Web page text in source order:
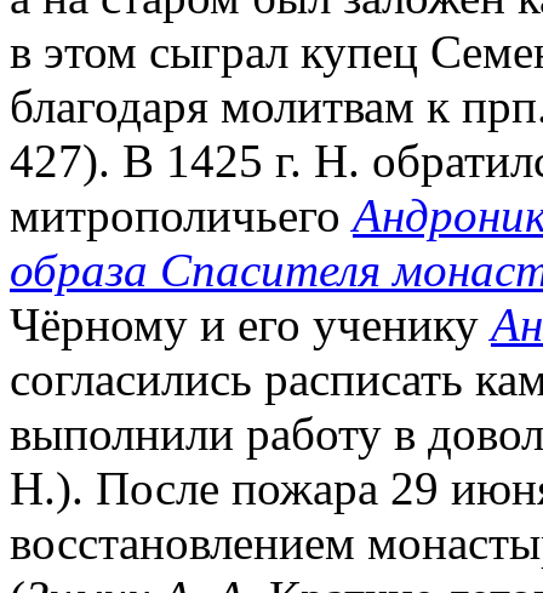
в этом сыграл купец
благодаря молитвам к
427). В 1425 г. Н.
митрополичьего
образа Спасителя
Чёрному и его ученику
согласились расписать
выполнили работу в
Н.). После пожара 29
восстановлением